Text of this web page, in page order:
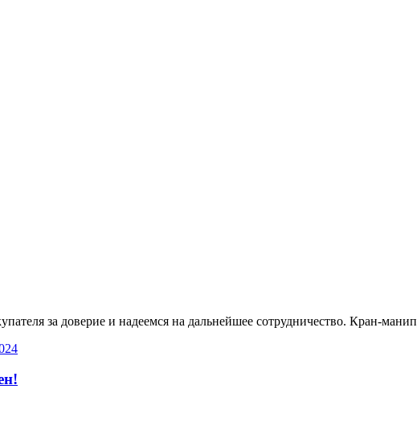
за доверие и надеемся на дальнейшее сотрудничество. Кран-